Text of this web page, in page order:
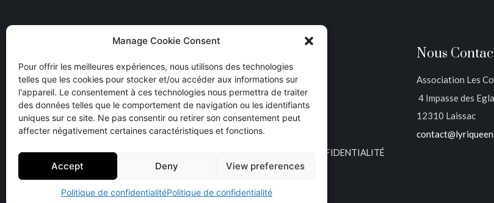
Manage Cookie Consent
Pour offrir les meilleures expériences, nous utilisons des technologies
telles que les cookies pour stocker et/ou accéder aux informations sur
l'appareil. Le consentement à ces technologies nous permettra de traiter
des données telles que le comportement de navigation ou les identifiants
uniques sur ce site. Ne pas consentir ou retirer son consentement peut
affecter négativement certaines caractéristiques et fonctions.
Accept Deny View preferences
Politique de confidentialitéPolitique de confidentialité
Lyrique !
en Aveyron
AUGUSTE TRUEL
ACCUEIL
À PROPOS
PROGRAMMATION
ESPACE MÉCÉNAT
POLITIQUE DE CONFIDENTIALITÉ
Nous
Association Les
4 Impasse des
12310 Laissac